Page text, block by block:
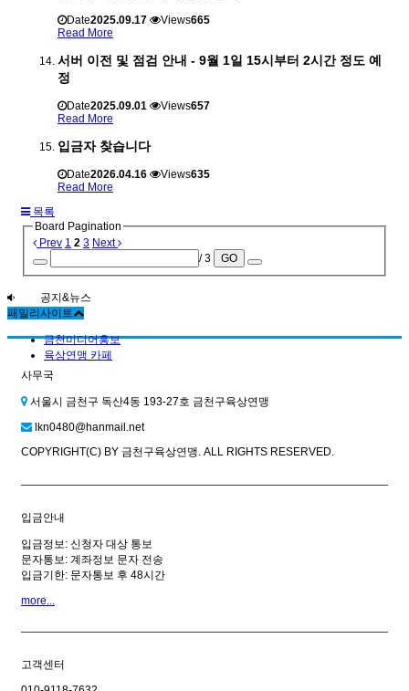
Date2025.09.17 Views665
Read More
서버 이전 및 점검 안내 - 9월 1일 15시부터 2시간 정도 예
정
Date2025.09.01 Views657
Read More
입금자 찾습니다
Date2026.04.16 Views635
Read More
목록
Board Pagination
Prev 1 2 3 Next
/ 3
GO
공지&뉴스
패밀리사이트
금천미디어홍보
육상연맹 카페
사무국
서울시 금천구 독산4동 193-27호 금천구육상연맹
lkn0480@hanmail.net
COPYRIGHT(C) BY 금천구육상연맹. ALL RIGHTS RESERVED.
입금안내
입금정보: 신청자 대상 통보
문자통보: 계좌정보 문자 전송
입금기한: 문자통보 후 48시간
more...
고객센터